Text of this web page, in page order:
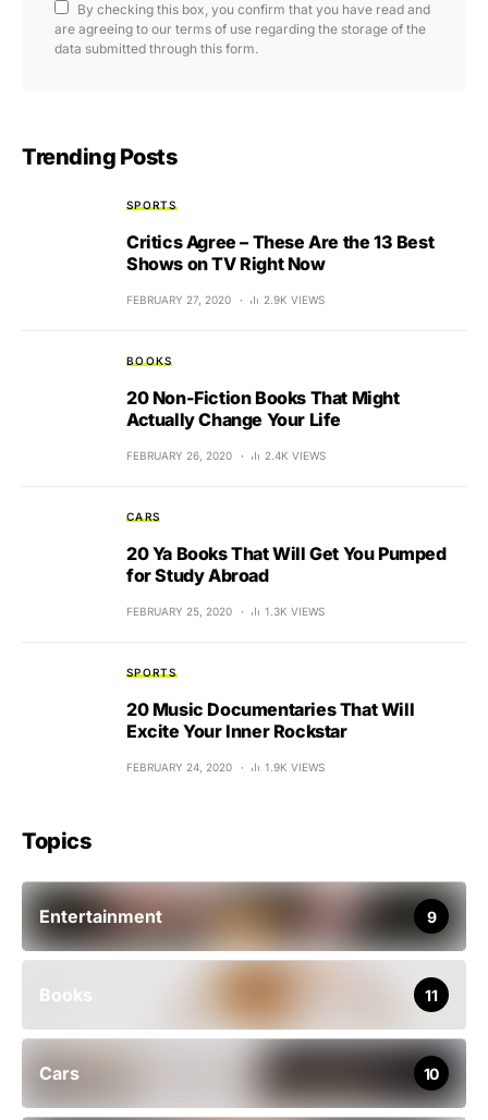
By checking this box, you confirm that you have read and
are agreeing to our terms of use regarding the storage of the
data submitted through this form.
Trending Posts
SPORTS
Critics Agree – These Are the 13 Best
Shows on TV Right Now
FEBRUARY 27, 2020 2.9K VIEWS
BOOKS
20 Non-Fiction Books That Might
Actually Change Your Life
FEBRUARY 26, 2020 2.4K VIEWS
CARS
20 Ya Books That Will Get You Pumped
for Study Abroad
FEBRUARY 25, 2020 1.3K VIEWS
SPORTS
20 Music Documentaries That Will
Excite Your Inner Rockstar
FEBRUARY 24, 2020 1.9K VIEWS
Topics
Entertainment 9
Books 11
Cars 10